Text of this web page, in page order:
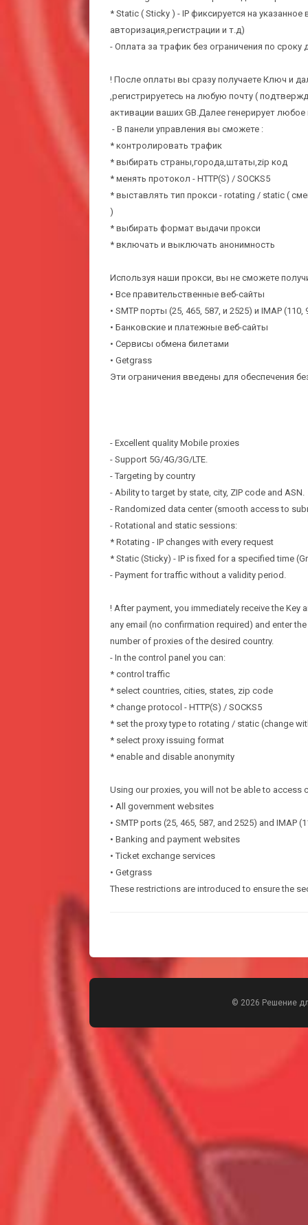
* Static ( Sticky ) - IP фиксируется на
авторизация,регистрации и т.д)
- Оплата за трафик без ограничения по сроку
! После оплаты вы сразу получаете Ключ и
,регистрируетесь на любую почту (
активации ваших GB.Далее генерирует
- В панели управления вы сможете :
* контролировать трафик
* выбирать страны,города,штаты,zip код
* менять протокол - HTTP(S) / SOCKS5
* выставлять тип прокси - rotating / static (
)
* выбирать формат выдачи прокси
* включать и выключать анонимность
Используя наши прокси, вы не сможете
• Все правительственные веб-сайты
• SMTP порты (25, 465, 587, и 2525) и IMAP (110,
• Банковские и платежные веб-сайты
• Сервисы обмена билетами
• Getgrass
Эти ограничения введены для обеспечения
- Excellent quality Mobile proxies
- Support 5G/4G/3G/LTE.
- Targeting by country
- Ability to target by state, city, ZIP code and ASN.
- Randomized data center (smooth access to
- Rotational and static sessions:
* Rotating - IP changes with every request
* Static (Sticky) - IP is fixed for a specified time
- Payment for traffic without a validity period.
! After payment, you immediately receive the Key
any email (no confirmation required) and enter
number of proxies of the desired country.
- In the control panel you can:
* control traffic
* select countries, cities, states, zip code
* change protocol - HTTP(S) / SOCKS5
* set the proxy type to rotating / static (change
* select proxy issuing format
* enable and disable anonymity
Using our proxies, you will not be able to access
• All government websites
• SMTP ports (25, 465, 587, and 2525) and IMAP
• Banking and payment websites
• Ticket exchange services
• Getgrass
These restrictions are introduced to ensure the
© 2026 Решение